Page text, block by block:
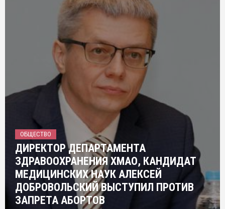
ОБЩЕСТВО
ДИРЕКТОР ДЕПАРТАМЕНТА
ЗДРАВООХРАНЕНИЯ ХМАО, КАНДИДАТ
МЕДИЦИНСКИХ НАУК АЛЕКСЕЙ
ДОБРОВОЛЬСКИЙ ВЫСТУПИЛ ПРОТИВ
ЗАПРЕТА АБОРТОВ